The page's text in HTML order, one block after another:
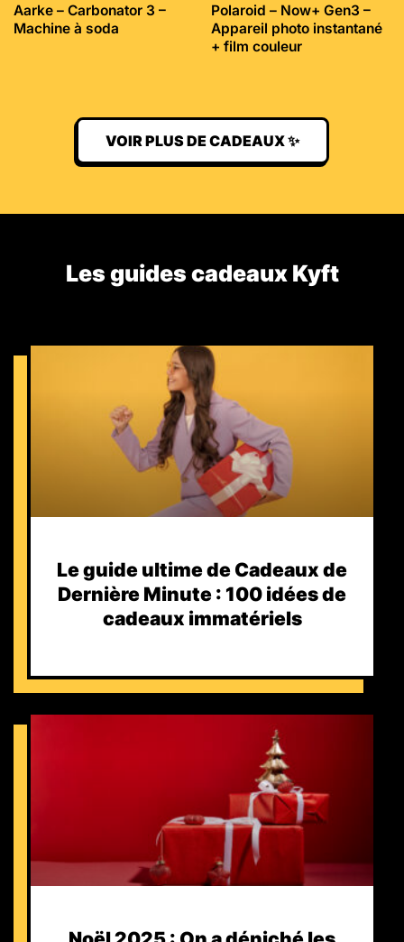
Aarke – Carbonator 3 –
Machine à soda
Polaroid – Now+ Gen3 –
Appareil photo instantané
+ film couleur
VOIR PLUS DE CADEAUX ✨
Les guides cadeaux Kyft​
Le guide ultime de Cadeaux de
Dernière Minute : 100 idées de
cadeaux immatériels